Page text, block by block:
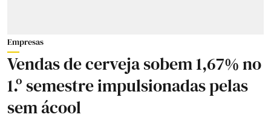
Empresas
Vendas de cerveja sobem 1,67% no
1.º semestre impulsionadas pelas
sem ácool